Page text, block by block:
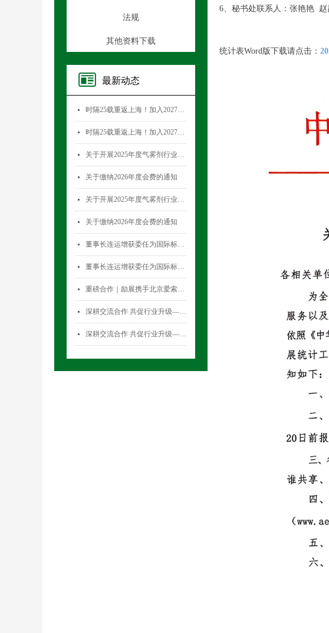
6、秘书处联系人：张艳艳
中国包
统计表Word版下载请点击：
法规
其他资料下载
最新动态
넷 时隔25载重返上海！加入2027国际气雾剂与金属容器展览会，直面30,000+全球买家！
넷 时隔25载重返上海！加入2027国际气雾剂与金属容器展览会，直面30,000+全球买家！
넷 关于开展2025年度气雾剂行业数据统计工作的通知
넷 关于缴纳2026年度会费的通知
넷 关于开展2025年度气雾剂行业数据统计工作的通知
넷 关于缴纳2026年度会费的通知
넷 董事长连运增获委任为国际标准化组织薄壁金属容器技术委员会(ISO/TC52)主席
넷 董事长连运增获委任为国际标准化组织薄壁金属容器技术委员会(ISO/TC52)主席
넷 重磅合作｜励展携手北京爱索塞瑞斯展览有限公司 全新升级国际气雾剂与金属容器展览会！
넷 深耕交流合作 共促行业升级——气雾剂委员会开展专项访问活动
넷 深耕交流合作 共促行业升级——气雾剂委员会开展专项访问活动